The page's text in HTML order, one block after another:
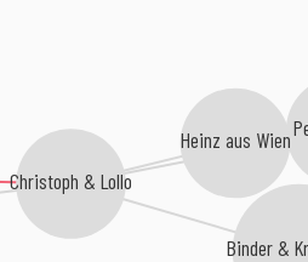
Christoph & Lollo
Heinz aus Wien
Binder &